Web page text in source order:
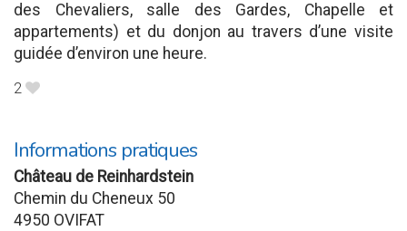
des Chevaliers, salle des Gardes, Chapelle et
appartements) et du donjon au travers d’une visite
guidée d’environ une heure.
2 B
Informations pratiques
Château de Reinhardstein
Chemin du Cheneux 50
4950 OVIFAT